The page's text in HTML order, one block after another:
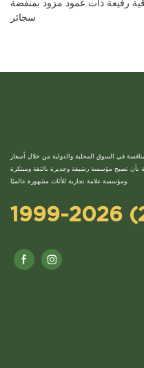
رفيعة ذات عمود مزود بمنفضة
سجائر
في السوق المحلية والدولية من خلال أسعار
بأن تصبح مؤسسة رشيقة وجديرة بالثقة ومبتكرة